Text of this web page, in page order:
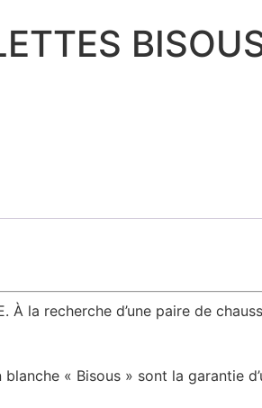
À la recherche d’une paire de
« Bisous » sont la garantie